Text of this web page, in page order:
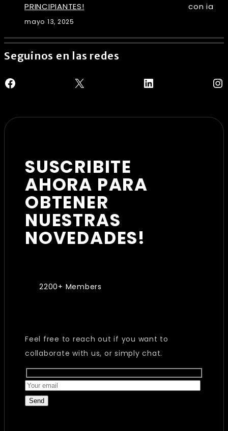
PRINCIPIANTES!
mayo 13, 2025
Seguinos en las redes
Facebook X LinkedIn
SUSCRIBITE
AHORA PARA
OBTENER
NUESTRAS
NOVEDADES!
2200+ Members
Feel free to reach out if you want to
collaborate with us, or simply chat.
Send